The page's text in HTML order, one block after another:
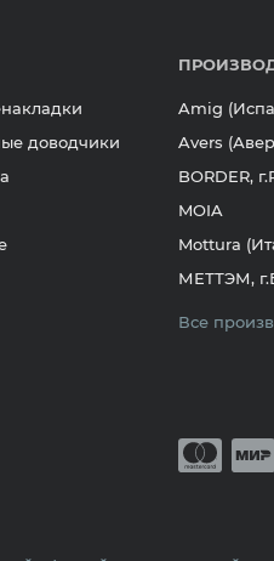
доводчики
Amig
Avers
BORDER,
MOIA
Mottura
МЕТТЭМ,
Все